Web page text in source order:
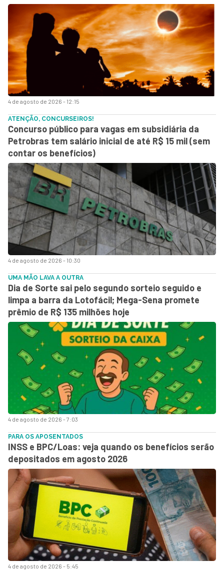
4 de agosto de 2026 - 12:15
4 de agosto de 2026 - 10:30
ATENÇÃO, CONCURSEIROS!
Concurso público para vagas em subsidiária da
Petrobras tem salário inicial de até R$ 15 mil (sem
contar os benefícios)
4 de agosto de 2026 - 7:03
UMA MÃO LAVA A OUTRA
Dia de Sorte sai pelo segundo sorteio seguido e
limpa a barra da Lotofácil; Mega-Sena promete
prêmio de R$ 135 milhões hoje
4 de agosto de 2026 - 5:45
PARA OS APOSENTADOS
INSS e BPC/Loas: veja quando os benefícios serão
depositados em agosto 2026